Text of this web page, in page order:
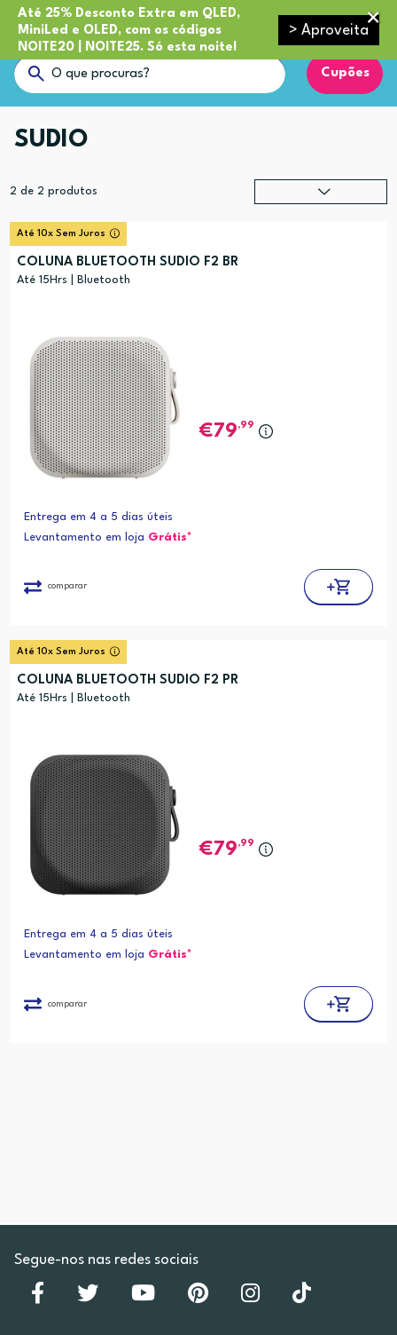
Até 25% Desconto Extra em QLED,
MiniLed e OLED, com os códigos
NOITE20 | NOITE25. Só esta noite!
> Aproveita
Cupões
SUDIO
2 de 2 produtos
Até 10x Sem Juros
COLUNA BLUETOOTH SUDIO F2 BR
Até 15Hrs | Bluetooth
79,99
Entrega em 4 a 5 dias úteis
Levantamento em loja Grátis*
comparar
Até 10x Sem Juros
COLUNA BLUETOOTH SUDIO F2 PR
Até 15Hrs | Bluetooth
79,99
Entrega em 4 a 5 dias úteis
Levantamento em loja Grátis*
comparar
Segue-nos nas redes sociais